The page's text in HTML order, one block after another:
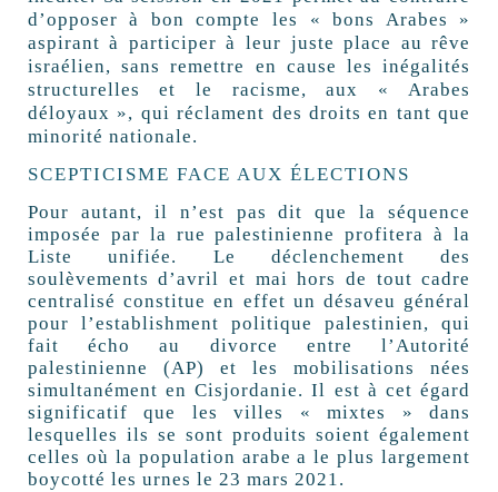
d’opposer à bon compte les «
bons Arabes
»
aspirant à participer à leur juste place au rêve
israélien, sans remettre en cause les inégalités
structurelles et le racisme, aux «
Arabes
déloyaux », qui réclament des droits en tant que
minorité nationale.
SCEPTICISME FACE AUX ÉLECTIONS
Pour autant, il n’est pas dit que la séquence
imposée par la rue palestinienne profitera à la
Liste unifiée. Le déclenchement des
soulèvements d’avril et mai hors de tout cadre
centralisé constitue en effet un désaveu général
pour l’establishment politique palestinien, qui
fait écho au divorce entre l’Autorité
palestinienne (AP) et les mobilisations nées
simultanément en Cisjordanie. Il est à cet égard
significatif que les villes «
mixtes
» dans
lesquelles ils se sont produits soient également
celles où la population arabe a le plus largement
boycotté les urnes le 23 mars 2021.